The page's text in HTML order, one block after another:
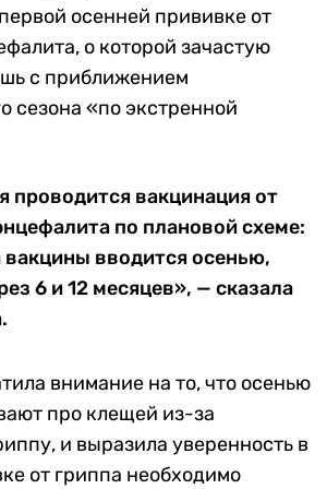
осенней прививке от
о которой зачастую
с приближением
сезона «по экстренной
проводится вакцинация от
по плановой схеме:
вакцины вводится осенью,
6 и 12 месяцев», — сказала
внимание на то, что осенью
про клещей из-за
и выразила уверенность в
от гриппа необходимо